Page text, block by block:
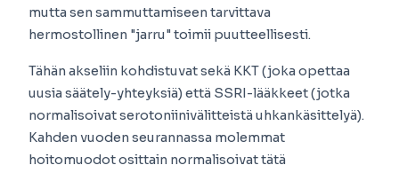
mutta sen sammuttamiseen tarvittava
hermostollinen "jarru" toimii puutteellisesti.
Tähän akseliin kohdistuvat sekä KKT (joka opettaa
uusia säätely-yhteyksiä) että SSRI-lääkkeet (jotka
normalisoivat serotoniinivälitteistä uhkankäsittelyä).
Kahden vuoden seurannassa molemmat
hoitomuodot osittain normalisoivat tätä